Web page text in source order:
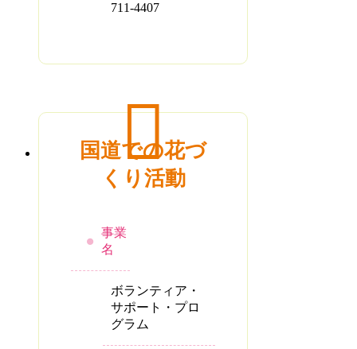
711-4407
国道での花づ
くり活動
事業
名
ボランティア・
サポート・プロ
グラム